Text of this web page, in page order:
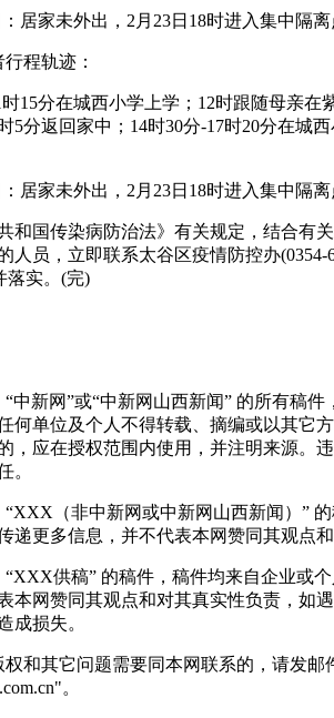
家未外出，2月23日18时进入集中隔离
程轨迹：
分在城西小学上学；12时跟随母亲在
5分返回家中；14时30分-17时20分在城
家未外出，2月23日18时进入集中隔离
国传染病防治法》有关规定，结合有
人员，立即联系太谷区疫情防控办(0354-
落实。(完)
中新网”或“中新网山西新闻” 的所有稿
何单位及个人不得转载、摘编或以其它
，应在授权范围内使用，并注明来源。
。
“XXX（非中新网或中新网山西新闻）”
递更多信息，并不代表本网赞同其观点
供稿” 的稿件，稿件均来自企业或
本网赞同其观点和对其真实性负责，如
成损失。
和其它问题需要同本网联系的，请发邮
。